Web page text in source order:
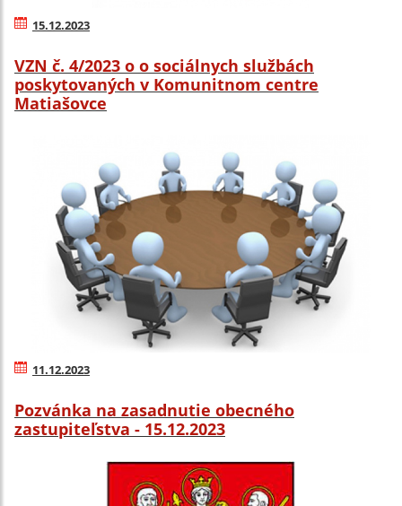
15.12.2023
VZN č. 4/2023 o o sociálnych službách
poskytovaných v Komunitnom centre
Matiašovce
11.12.2023
Pozvánka na zasadnutie obecného
zastupiteľstva - 15.12.2023